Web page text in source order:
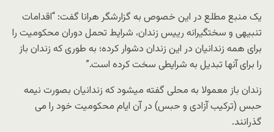
یک منبع مطلع در این خصوص به گزارشگر هرانا گفت: “اقدامات
تنبیهی و سختگیرانه رییس زندان، شرایط تحمل دوران محکومیت را
برای همه زندانیان در این زندان دشوار کرده؛ به طوری که زندان باز
را برای آنها تبدیل به شرایطی سخت کرده است.”
زندان باز معمولا به محلی گفته میشود که زندانیان بصورت نیمه
حبس (ترکیب آزادی و حبس) در آن ایام محکومیت خود را می
گذرانند.